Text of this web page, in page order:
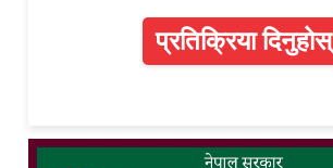
प्रतिक्रिया दिनुहोस्